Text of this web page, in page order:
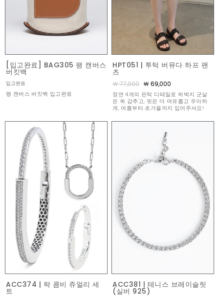
[입고완료] BAG305 팽 캔버스
버킷백
입고완료
팽 캔버스 버킷백 입고완료
HPT051 | 투턱 버뮤다 하프 팬
츠
￦ 77,000 ￦ 69,000
정면 4개의 핀턱 디테일로 허벅지 군살
은 쏙 감추고, 핏은 더 여유롭고 우아하
게, 여름부터 초가을까지 입어주셔요!
ACC374 | 락 콤비 쥬얼리 세
트
ACC381 | 테니스 브레이슬릿
(실버 925)